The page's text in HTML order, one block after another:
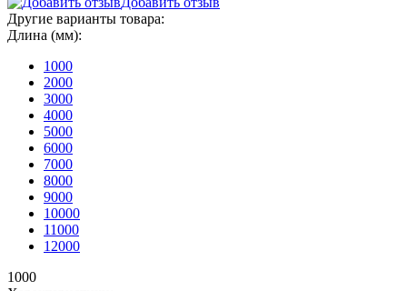
Другие варианты товара:
Длина (мм):
1000
2000
3000
4000
5000
6000
7000
8000
9000
10000
11000
12000
1000